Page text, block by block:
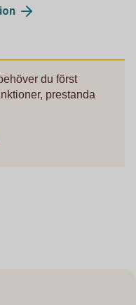
du först
prestanda